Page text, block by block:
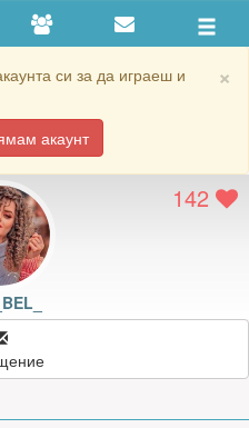
×
си за да играеш и
акаунт
142